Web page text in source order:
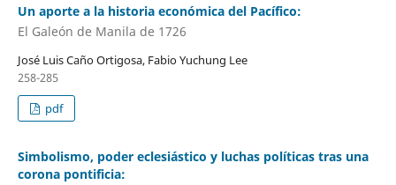
Un aporte a la historia económica del Pacífico:
El Galeón de Manila de 1726
José Luis Caño Ortigosa, Fabio Yuchung Lee
258-285
pdf
Simbolismo, poder eclesiástico y luchas políticas tras una
corona pontificia: